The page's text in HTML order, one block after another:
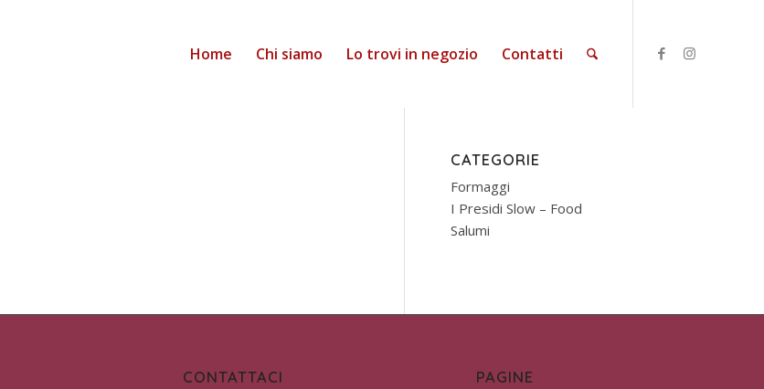
Home Chi siamo Lo trovi in negozio Contatti
CATEGORIE
Formaggi
I Presidi Slow – Food
Salumi
CONTATTACI PAGINE